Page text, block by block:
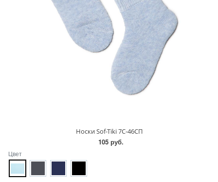
Носки Sof-Tiki 7С-46СП
105 руб.
Цвет